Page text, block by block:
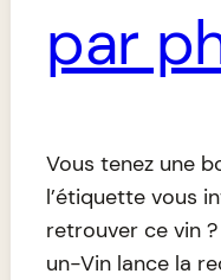
par
Vous tenez une
l’étiquette vous
retrouver ce vin
un-Vin lance la